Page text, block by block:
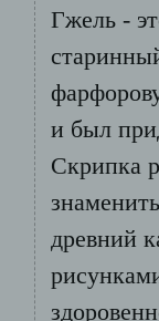
Гжель -
и был
Скрипка
древний